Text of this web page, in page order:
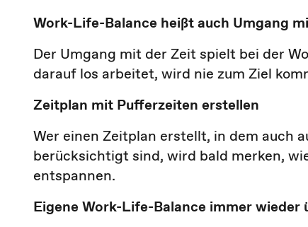
Work-Life-Balance heißt auch Umgang
Der Umgang mit der Zeit spielt bei der
darauf los arbeitet, wird nie zum Ziel
Zeitplan mit Pufferzeiten erstellen
Wer einen Zeitplan erstellt, in dem auch
berücksichtigt sind, wird bald merken,
entspannen.
Eigene Work-Life-Balance immer wieder